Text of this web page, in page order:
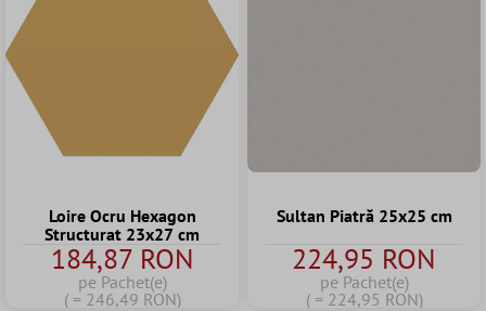
Loire Ocru Hexagon
Structurat 23x27 cm
184,87 RON
pe Pachet(e)
( = 246,49 RON)
Sultan Piatră 25x25 cm
224,95 RON
pe Pachet(e)
( = 224,95 RON)